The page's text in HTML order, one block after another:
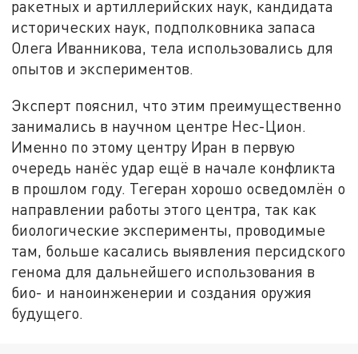
ракетных и артиллерийских наук, кандидата
исторических наук, подполковника запаса
Олега Иванникова, тела использовались для
опытов и экспериментов.
Эксперт пояснил, что этим преимущественно
занимались в научном центре Нес-Цион.
Именно по этому центру Иран в первую
очередь нанёс удар ещё в начале конфликта
в прошлом году. Тегеран хорошо осведомлён о
направлении работы этого центра, так как
биологические эксперименты, проводимые
там, больше касались выявления персидского
генома для дальнейшего использования в
био- и наноинженерии и создания оружия
будущего.